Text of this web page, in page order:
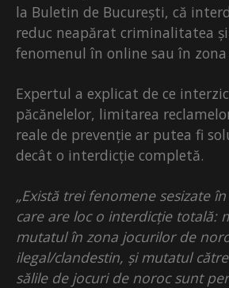
la Buletin de București, că
reduc neapărat criminalitatea
fenomenul în online sau în
Expertul a explicat de ce
păcănelelor, limitarea
reale de prevenție ar putea fi
decât o interdicție completă.
„Există trei fenomene sesizate
care are loc o interdicție totală:
mutatul în zona jocurilor de
ilegal/clandestin, și mutatul
sălile de jocuri de noroc sunt